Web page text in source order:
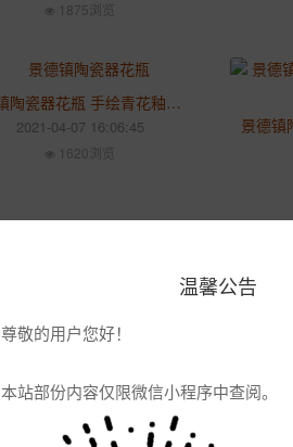
温馨公告
尊敬的用户您好！
本站部份内容仅限微信小程序中查阅。
1875浏览
景德镇陶瓷器花瓶 手绘青花釉中彩荷花1.2米落地大花瓶客厅摆件
2021-04-07 16:06:45
1620浏览
景德镇礼品陶瓷花瓶
2020-08-15 6:11:47